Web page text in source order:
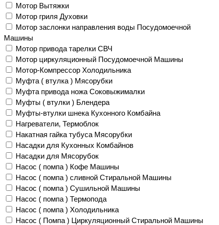
Мотор Вытяжки
Мотор гриля Духовки
Мотор заслонки направления воды Посудомоечной
Машины
Мотор привода тарелки СВЧ
Мотор циркуляционный Посудомоечной Машины
Мотор-Компрессор Холодильника
Муфта ( втулка ) Мясорубки
Муфта привода ножа Соковыжималки
Муфты ( втулки ) Блендера
Муфты-втулки шнека Кухонного Комбайна
Нагреватели, Термоблок
Накатная гайка тубуса Мясорубки
Насадки для Кухонных Комбайнов
Насадки для Мясорубок
Насос ( помпа ) Кофе Машины
Насос ( помпа ) сливной Стиральной Машины
Насос ( помпа ) Сушильной Машины
Насос ( помпа ) Термопода
Насос ( помпа ) Холодильника
Насос ( Помпа ) Циркуляционный Стиральной Машины